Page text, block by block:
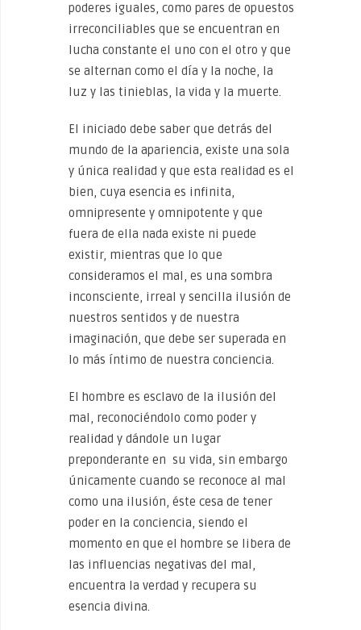
poderes iguales, como pares de opuestos
irreconciliables que se encuentran en
lucha constante el uno con el otro y que
se alternan como el día y la noche, la
luz y las tinieblas, la vida y la muerte.
El iniciado debe saber que detrás del
mundo de la apariencia, existe una sola
y única realidad y que esta realidad es el
bien, cuya esencia es infinita,
omnipresente y omnipotente y que
fuera de ella nada existe ni puede
existir, mientras que lo que
consideramos el mal, es una sombra
inconsciente, irreal y sencilla ilusión de
nuestros sentidos y de nuestra
imaginación, que debe ser superada en
lo más íntimo de nuestra conciencia.
El hombre es esclavo de la ilusión del
mal, reconociéndolo como poder y
realidad y dándole un lugar
preponderante en su vida, sin embargo
únicamente cuando se reconoce al mal
como una ilusión, éste cesa de tener
poder en la conciencia, siendo el
momento en que el hombre se libera de
las influencias negativas del mal,
encuentra la verdad y recupera su
esencia divina.